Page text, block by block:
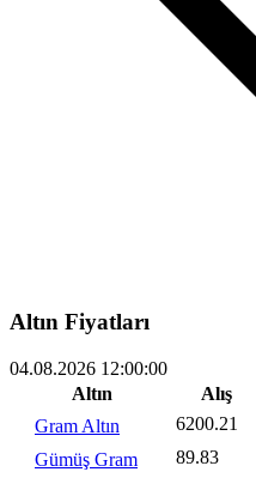
Altın Fiyatları
04.08.2026 12:00:00
Altın
Alış
Gram Altın
6200.21
Gümüş Gram
89.83